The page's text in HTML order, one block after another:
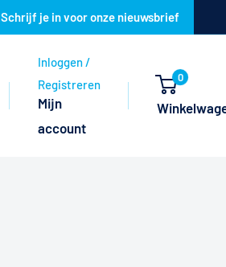
Schrijf je in voor onze nieuwsbrief
Inloggen /
Registreren
Mijn
account
0